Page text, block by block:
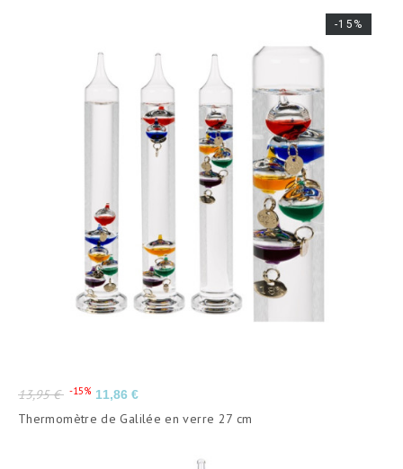
-15%
Prix
de
base
13,95 € -15% Prix
11,86 €
Thermomètre de Galilée en verre 27 cm